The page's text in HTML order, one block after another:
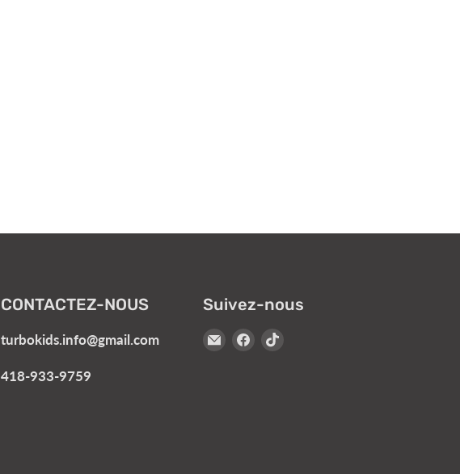
CONTACTEZ-NOUS
turbokids.info@gmail.com
418-933-9759
Suivez-nous
EmailTrouvez-Trouvez-